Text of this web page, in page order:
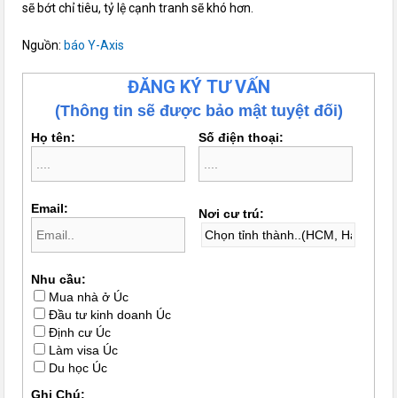
sẽ bớt chỉ tiêu, tỷ lệ cạnh tranh sẽ khó hơn.
Nguồn: báo Y-Axis
ĐĂNG KÝ TƯ VẤN
(Thông tin sẽ được bảo mật tuyệt đối)
Họ tên: Số điện thoại:
Email: Nơi cư trú:
Nhu cầu:
Mua nhà ở Úc
Đầu tư kinh doanh Úc
Định cư Úc
Làm visa Úc
Du học Úc
Ghi Chú: